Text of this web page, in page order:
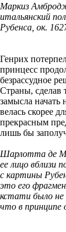
Маркиз
итальянский
Рубенса, ок.
Генрих
принцесс
безрассудное
Страны, сделав
замысла
велась скорее
прекрасным
лишь бы
Шарлотта де
ее лицо вблизи
с картины
это его
кстати было не
что в принципе